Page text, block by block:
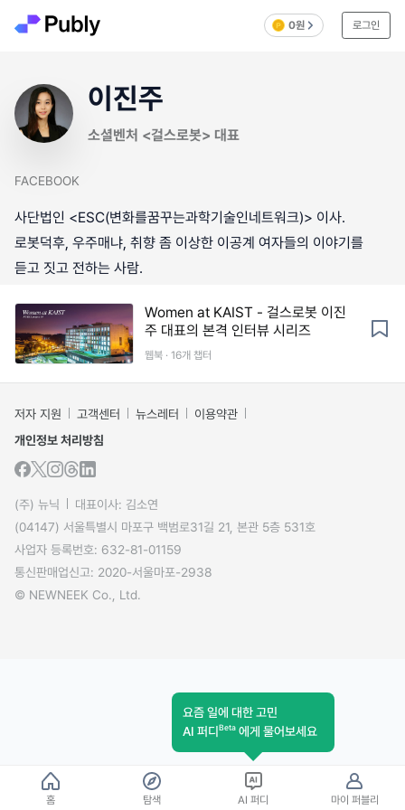
0원 로그인
이진주
소셜벤처 <걸스로봇> 대표
FACEBOOK
사단법인 <ESC(변화를꿈꾸는과학기술인네트워크)> 이사.
로봇덕후, 우주매냐, 취향 좀 이상한 이공계 여자들의 이야기를
듣고 짓고 전하는 사람.
Women at KAIST - 걸스로봇 이진
주 대표의 본격 인터뷰 시리즈
웹북 · 16개 챕터
저자 지원 고객센터 뉴스레터
이용약관
개인정보 처리방침
(주) 뉴닉
대표이사: 김소연
(04147) 서울특별시 마포구 백범로31길 21, 본관 5층 531호
사업자 등록번호: 632-81-01159
통신판매업신고: 2020-서울마포-2938
© NEWNEEK Co., Ltd.
홈 탐색
요즘 일에 대한 고민
AI 퍼디Beta 에게 물어보세요
AI 퍼디 마이 퍼블리